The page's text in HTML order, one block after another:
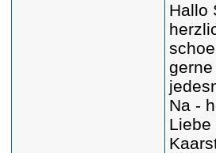
Hallo
Na -
Liebe